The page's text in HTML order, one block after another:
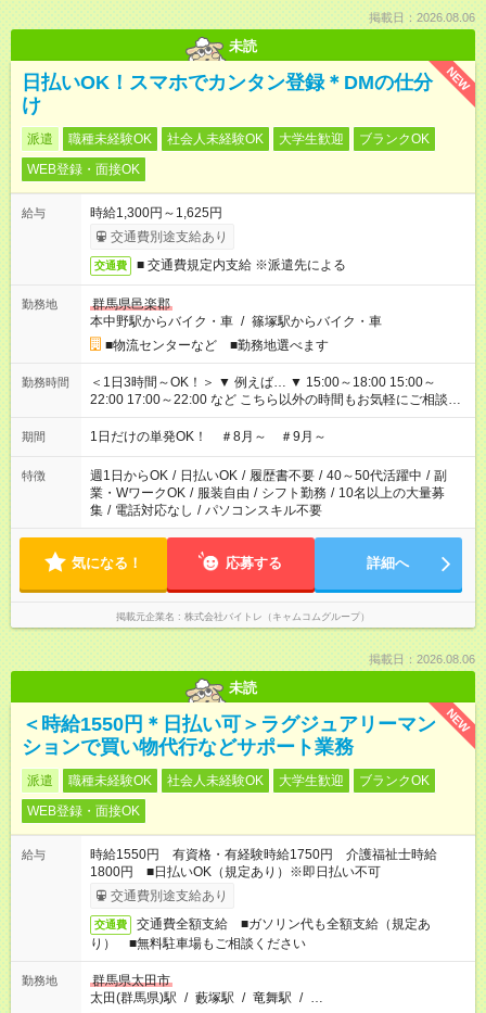
掲載日：2026.08.06
未読
NEW
日払いOK！スマホでカンタン登録＊DMの仕分
け
派遣 職種未経験OK 社会人未経験OK 大学生歓迎
ブランクOK
WEB登録・面接OK
給与
時給1,300円～1,625円
交通費別途支給あり
交通費 ■ 交通費規定内支給 ※派遣先による
勤務地
群馬県邑楽郡
本中野駅からバイク・車 / 篠塚駅からバイク・車
■物流センターなど ■勤務地選べます
勤務時間
＜1日3時間～OK！＞ ▼ 例えば… ▼ 15:00～18:00 15:00～
22:00 17:00～22:00 など こちら以外の時間もお気軽にご相談く
ださい！
期間 1日だけの単発OK！ ＃8月～ ＃9月～
特徴 週1日からOK / 日払いOK / 履歴書不要 / 40～50代活躍中 / 副
業・WワークOK / 服装自由 / シフト勤務 / 10名以上の大量募
集 / 電話対応なし / パソコンスキル不要
気になる！ 応募する 詳細へ
掲載元企業名 株式会社バイトレ（キャムコムグループ）
掲載日：2026.08.06
未読
NEW
＜時給1550円＊日払い可＞ラグジュアリーマン
ションで買い物代行などサポート業務
派遣 職種未経験OK 社会人未経験OK 大学生歓迎
ブランクOK
WEB登録・面接OK
給与
時給1550円 有資格・有経験時給1750円 介護福祉士時給
1800円 ■日払いOK（規定あり）※即日払い不可
交通費別途支給あり
交通費
交通費全額支給 ■ガソリン代も全額支給（規定あ
り） ■無料駐車場もご相談ください
勤務地
群馬県太田市
太田(群馬県)駅 / 藪塚駅 / 竜舞駅 / …